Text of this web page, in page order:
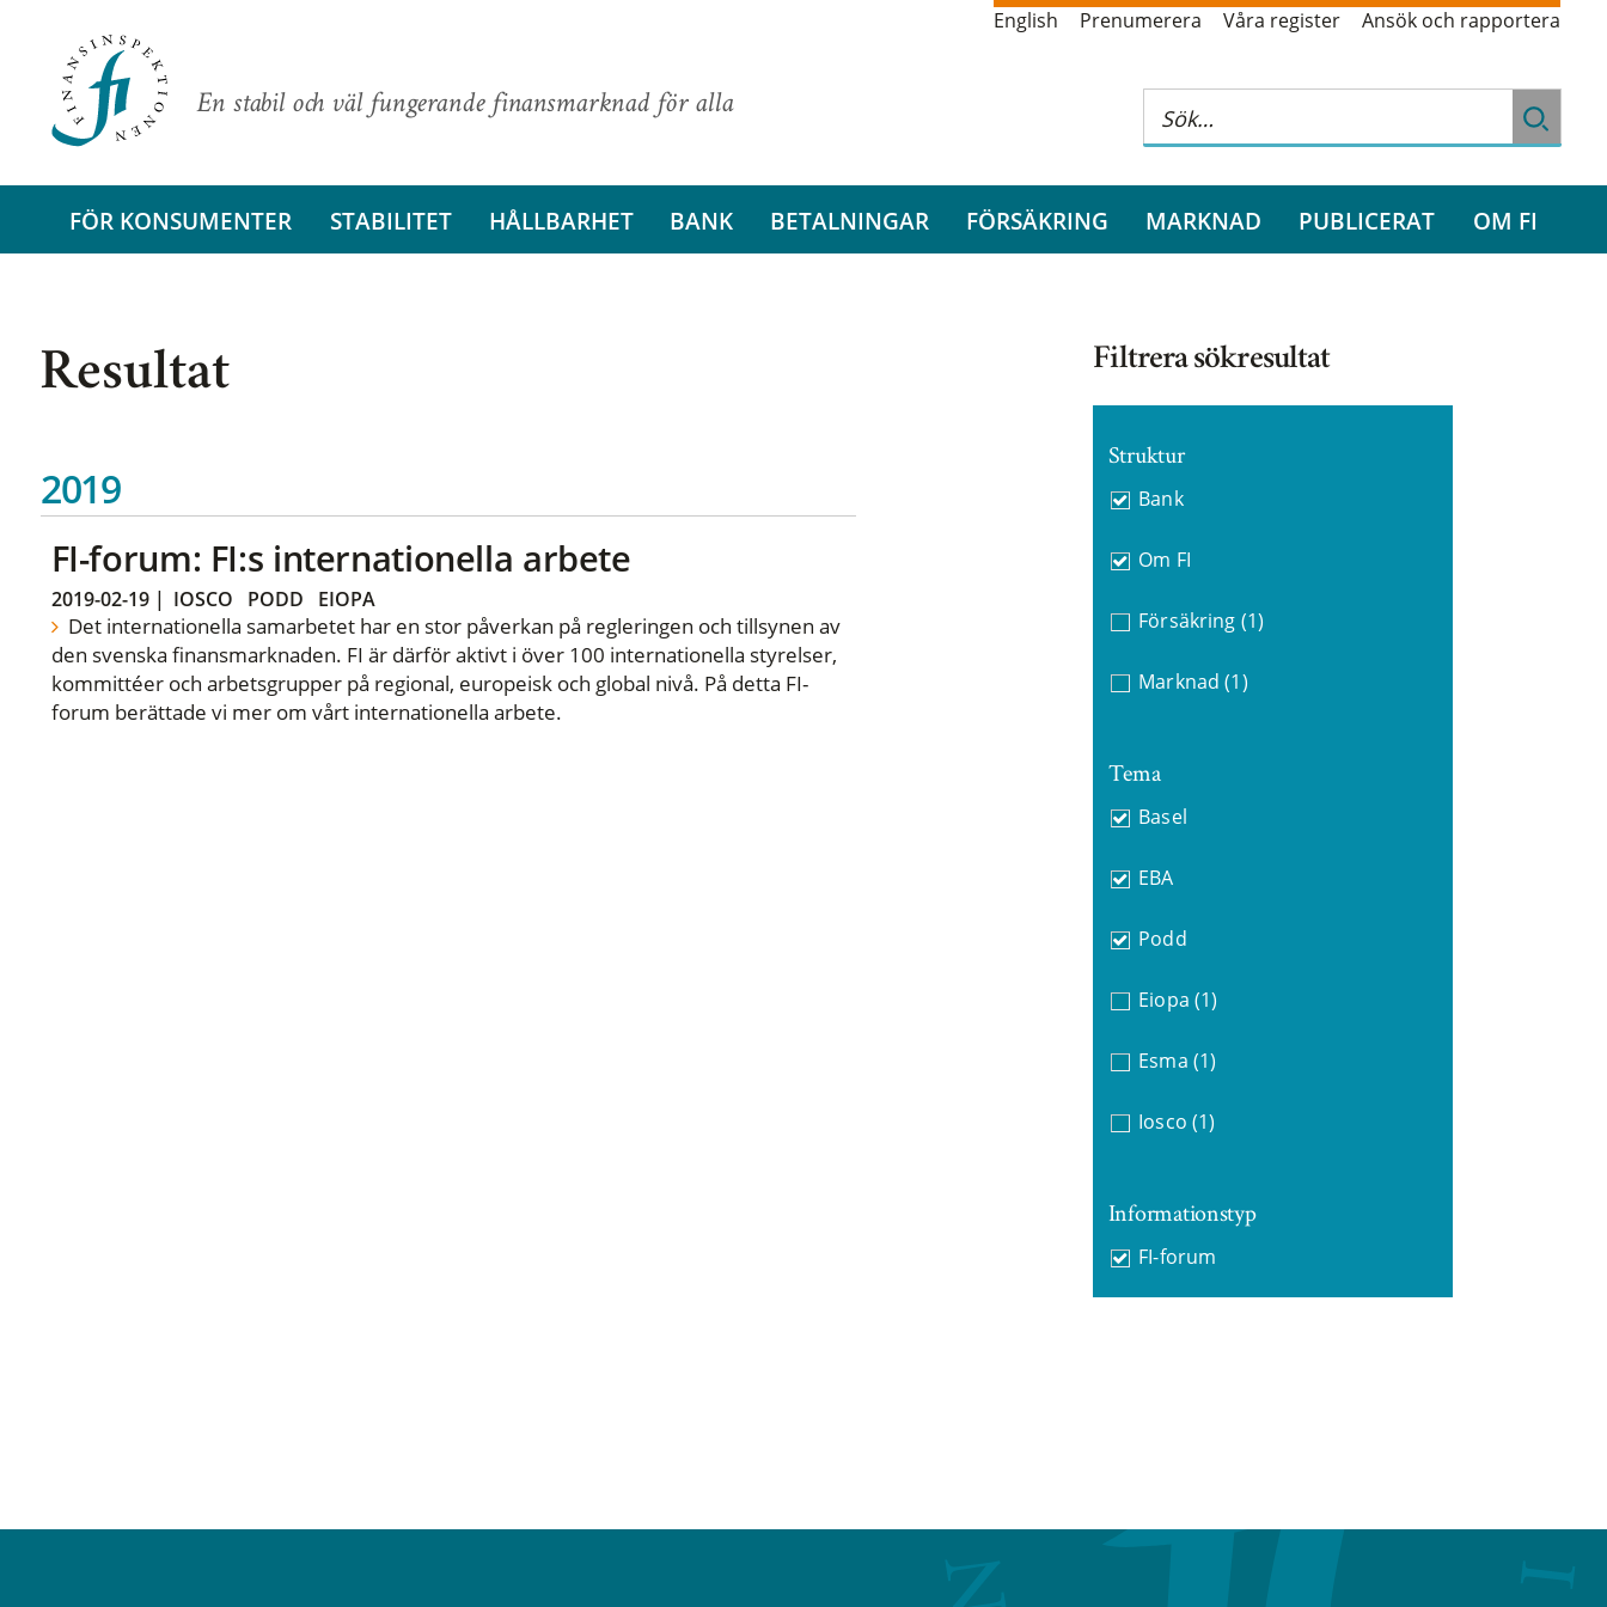
En stabil och väl fungerande finansmarknad för alla
English Prenumerera Våra register Ansök och rapportera
FÖR KONSUMENTER STABILITET HÅLLBARHET BANK BETALNINGAR FÖRSÄKRING MARKNAD PUBLICERAT OM FI
Resultat
2019
FI-forum: FI:s internationella arbete
2019-02-19| IOSCO PODD EIOPA
Det internationella samarbetet har en stor påverkan på regleringen och tillsynen av
den svenska finansmarknaden. FI är därför aktivt i över 100 internationella styrelser,
kommittéer och arbetsgrupper på regional, europeisk och global nivå. På detta FI-
forum berättade vi mer om vårt internationella arbete.
Filtrera sökresultat
Struktur
Bank
Om FI
Försäkring (1)
Marknad (1)
Tema
Basel
EBA
Podd
Eiopa (1)
Esma (1)
Iosco (1)
Informationstyp
FI-forum